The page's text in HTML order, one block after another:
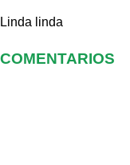
Linda linda
COMENTARIOS